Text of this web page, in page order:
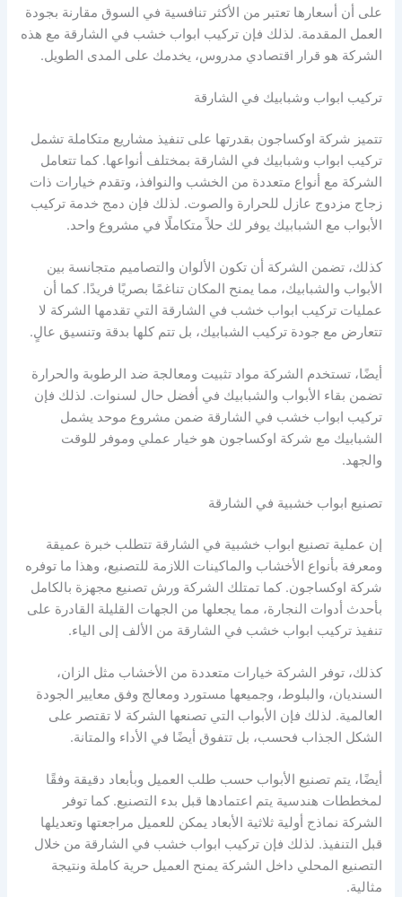
على أن أسعارها تعتبر من الأكثر تنافسية في السوق مقارنة بجودة
العمل المقدمة. لذلك فإن تركيب ابواب خشب في الشارقة مع هذه
الشركة هو قرار اقتصادي مدروس، يخدمك على المدى الطويل.
تركيب ابواب وشبابيك في الشارقة
تتميز شركة اوكساجون بقدرتها على تنفيذ مشاريع متكاملة تشمل
تركيب ابواب وشبابيك في الشارقة بمختلف أنواعها. كما تتعامل
الشركة مع أنواع متعددة من الخشب والنوافذ، وتقدم خيارات ذات
زجاج مزدوج عازل للحرارة والصوت. لذلك فإن دمج خدمة تركيب
الأبواب مع الشبابيك يوفر لك حلاً متكاملًا في مشروع واحد.
كذلك، تضمن الشركة أن تكون الألوان والتصاميم متجانسة بين
الأبواب والشبابيك، مما يمنح المكان تناغمًا بصريًا فريدًا. كما أن
عمليات تركيب ابواب خشب في الشارقة التي تقدمها الشركة لا
تتعارض مع جودة تركيب الشبابيك، بل تتم كلها بدقة وتنسيق عالٍ.
أيضًا، تستخدم الشركة مواد تثبيت ومعالجة ضد الرطوبة والحرارة
تضمن بقاء الأبواب والشبابيك في أفضل حال لسنوات. لذلك فإن
تركيب ابواب خشب في الشارقة ضمن مشروع موحد يشمل
الشبابيك مع شركة اوكساجون هو خيار عملي وموفر للوقت
والجهد.
تصنيع ابواب خشبية في الشارقة
إن عملية تصنيع ابواب خشبية في الشارقة تتطلب خبرة عميقة
ومعرفة بأنواع الأخشاب والماكينات اللازمة للتصنيع، وهذا ما توفره
شركة اوكساجون. كما تمتلك الشركة ورش تصنيع مجهزة بالكامل
بأحدث أدوات النجارة، مما يجعلها من الجهات القليلة القادرة على
تنفيذ تركيب ابواب خشب في الشارقة من الألف إلى الياء.
كذلك، توفر الشركة خيارات متعددة من الأخشاب مثل الزان،
السنديان، والبلوط، وجميعها مستورد ومعالج وفق معايير الجودة
العالمية. لذلك فإن الأبواب التي تصنعها الشركة لا تقتصر على
الشكل الجذاب فحسب، بل تتفوق أيضًا في الأداء والمتانة.
أيضًا، يتم تصنيع الأبواب حسب طلب العميل وبأبعاد دقيقة وفقًا
لمخططات هندسية يتم اعتمادها قبل بدء التصنيع. كما توفر
الشركة نماذج أولية ثلاثية الأبعاد يمكن للعميل مراجعتها وتعديلها
قبل التنفيذ. لذلك فإن تركيب ابواب خشب في الشارقة من خلال
التصنيع المحلي داخل الشركة يمنح العميل حرية كاملة ونتيجة
مثالية.